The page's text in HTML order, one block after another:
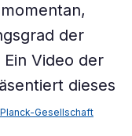
der
Ein Video der
dieses
Gesellschaft